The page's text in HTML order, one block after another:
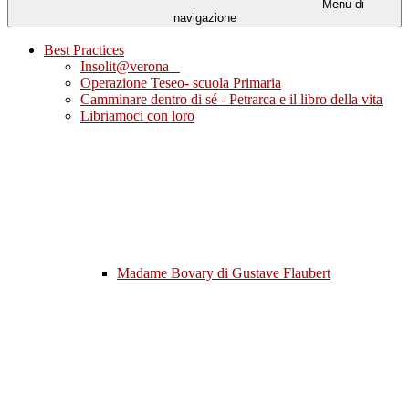
Menu di
navigazione
Best Practices
Insolit@verona
Operazione Teseo- scuola Primaria
Camminare dentro di sé - Petrarca e il libro della vita
Libriamoci con loro
Madame Bovary di Gustave Flaubert